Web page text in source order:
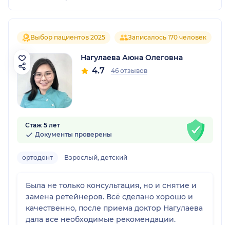
Выбор пациентов 2025 Записалось 170 человек
Нагулаева Аюна Олеговна
4.7 46 отзывов
Стаж 5 лет
Документы проверены
ортодонт Взрослый, детский
Была не только консультация, но и снятие и
замена ретейнеров. Всё сделано хорошо и
качественно, после приема доктор Нагулаева
дала все необходимые рекомендации.